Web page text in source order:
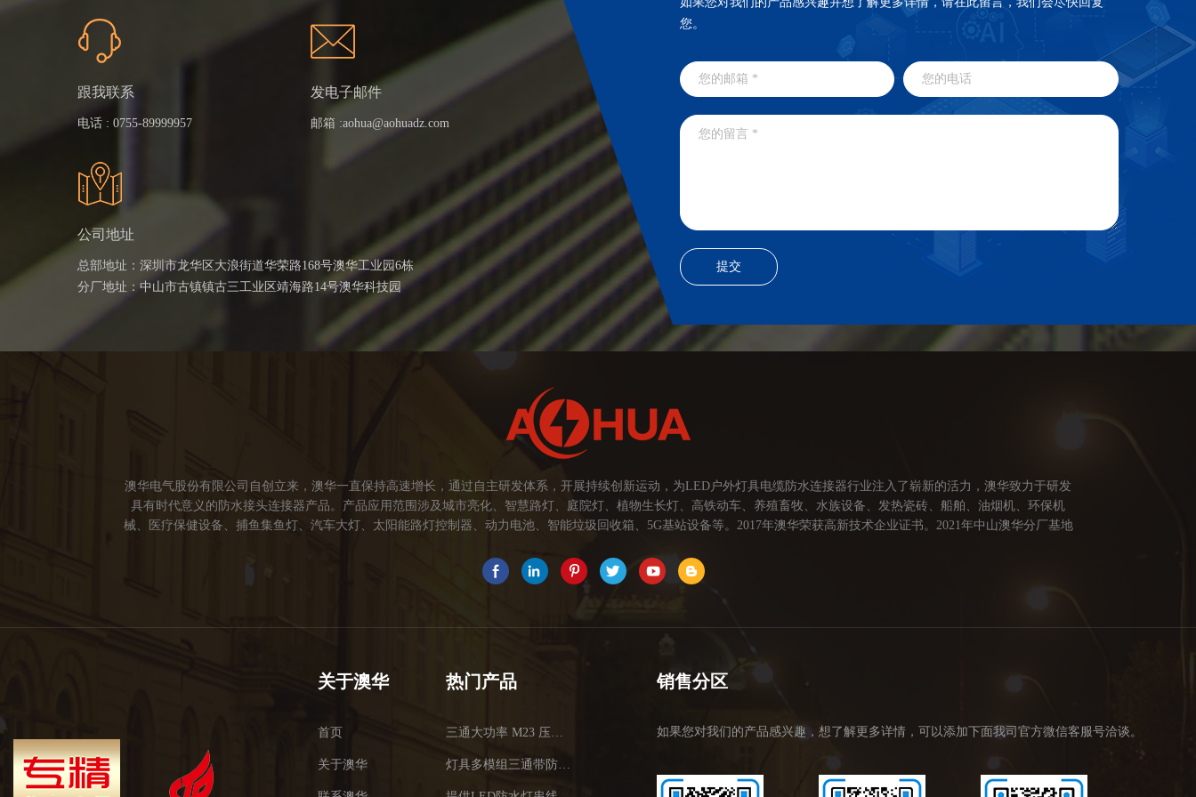
您。
跟我联系
电话 : 0755-89999957
发电子邮件
邮箱 :aohua@aohuadz.com
公司地址
总部地址：深圳市龙华区大浪街道华荣路168号澳华工业园6栋
分厂地址：中山市古镇镇古三工业区靖海路14号澳华科技园
澳华电气股份有限公司自创立来，澳华一直保持高速增长，通过自主研发体系，开展持续创新运动，为LED户外灯具电缆防水连接器行业注入了崭新的活力，澳华致力于研发
具有时代意义的防水接头连接器产品。产品应用范围涉及城市亮化、智慧路灯、庭院灯、植物生长灯、高铁动车、养殖畜牧、水族设备、发热瓷砖、船舶、油烟机、环保机
械、医疗保健设备、捕鱼集鱼灯、汽车大灯、太阳能路灯控制器、动力电池、智能垃圾回收箱、5G基站设备等。2017年澳华荣获高新技术企业证书。2021年中山澳华分厂基地
于世界，让线缆更可靠的连接。 我们的使命： 关注市场发展，紧握客户的需求，提供有价值的线缆连接器解决方案，为客户创造价值。 我们的价值观： 1、不断专研高端技
术，提高行业技术水平...
关于澳华
首页
关于澳华
热门产品
三通大功率 M23 压接2.5平方
灯具多模组三通带防水插头
销售分区
如果您对我们的产品感兴趣，想了解更多详情，可以添加下面我司官方微信客服号洽谈。